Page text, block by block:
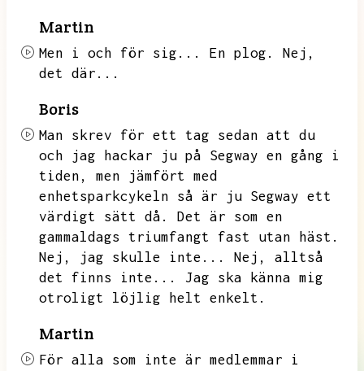
Martin
Men i och för sig... En plog.
Nej,
det där...
Boris
Man skrev för ett tag sedan att du
och jag hackar ju på Segway en gång i
tiden,
men jämfört med
enhetsparkcykeln så är ju Segway ett
värdigt sätt då.
Det är som en
gammaldags triumfangt fast utan häst.
Nej,
jag skulle inte... Nej,
alltså
det finns inte...
Jag ska känna mig
otroligt löjlig helt enkelt.
Martin
För alla som inte är medlemmar i